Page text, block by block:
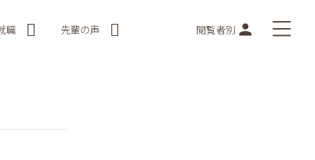
職 先輩の声 閲覧者別